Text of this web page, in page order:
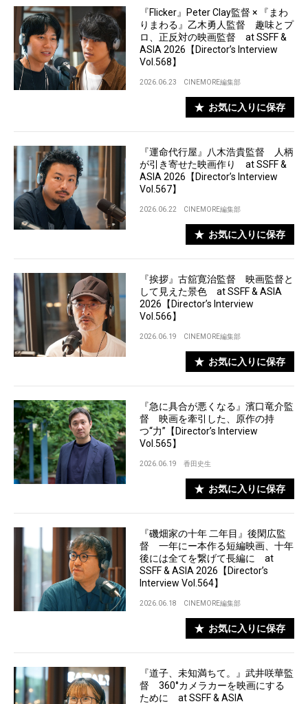
『Flicker』Peter Clay監督 × 『まわ
りまわる』乙木勇人監督 趣味とプ
ロ、正反対の映画監督 at SSFF &
ASIA 2026【Director’s Interview
Vol.568】
2026.06.23 CINEMORE編集部
お気に入りに保存
『運命代行屋』八木浩貴監督 人柄
が引き寄せた映画作り at SSFF &
ASIA 2026【Director’s Interview
Vol.567】
2026.06.22 CINEMORE編集部
お気に入りに保存
『挨拶』古舘寛治監督 映画監督と
して見えた景色 at SSFF & ASIA
2026【Director’s Interview
Vol.566】
2026.06.19 CINEMORE編集部
お気に入りに保存
『急に具合が悪くなる』濱口竜介監
督 映画を牽引した、原作の持
つ“力”【Director’s Interview
Vol.565】
2026.06.19 香田史生
お気に入りに保存
『磯畑家の十年 二年目』後閑広監
督 一年にー本作る短編映画、十年
後には全てを繋げて長編に at
SSFF & ASIA 2026【Director’s
Interview Vol.564】
2026.06.18 CINEMORE編集部
お気に入りに保存
『道子、未知満ちて。』武井咲華監
督 360°カメラカーを映画にする
ために at SSFF & ASIA